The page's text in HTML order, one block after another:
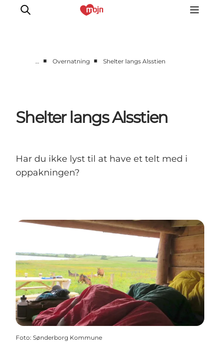
Natur
Overnatning
Planlæg din tur
… ■ Overnatning ■ Shelter langs Alsstien
Shelter langs Alsstien
Har du ikke lyst til at have et telt med i
oppakningen?
Foto: Sønderborg Kommune